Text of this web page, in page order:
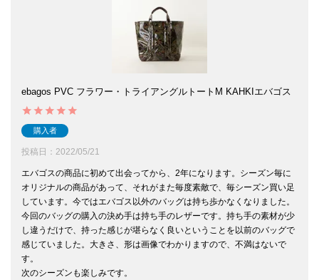
ebagos PVC フラワー・トライアングルトートM KAHKIエバゴス
購入者
投稿日 2022/05/21
エバゴスの商品に初めて出会ってから、2年になります。シーズン毎に
オリジナルの商品があって、それがまた毎度素敵で、毎シーズン買い足
しています。今ではエバゴス以外のバッグは持ち歩かなくなりました。
今回のバッグの購入の決め手は持ち手のレザーです。持ち手の素材が少
し違うだけで、持った感じが堪らなく良いということを以前のバッグで
感じていました。大きさ、形は画像でわかりますので、不満はないで
す。
次のシーズンも楽しみです。